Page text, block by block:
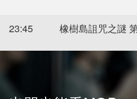
23:45 橡樹島詛咒之謎